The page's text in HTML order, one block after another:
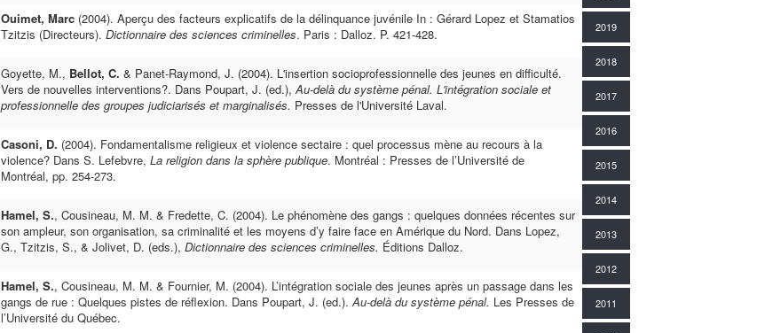
Ouimet, Marc (2004). Aperçu des facteurs explicatifs de la délinquance juvénile In : Gérard Lopez et Stamatios
Tzitzis (Directeurs). Dictionnaire des sciences criminelles. Paris : Dalloz. P. 421-428.
Goyette, M., Bellot, C. & Panet-Raymond, J. (2004). L'insertion socioprofessionnelle des jeunes en difficulté.
Vers de nouvelles interventions?. Dans Poupart, J. (ed.),Au-delà du système pénal. L'intégration sociale et
professionnelle des groupes judiciarisés et marginalisés. Presses de l'Université Laval.
Casoni, D. (2004). Fondamentalisme religieux et violence sectaire : quel processus mène au recours à la
violence? Dans S. Lefebvre, La religion dans la sphère publique. Montréal : Presses de l’Université de
Montréal, pp. 254-273.
Hamel, S., Cousineau, M. M. & Fredette, C. (2004). Le phénomène des gangs : quelques données récentes sur
son ampleur, son organisation, sa criminalité et les moyens d’y faire face en Amérique du Nord. Dans Lopez,
G., Tzitzis, S., & Jolivet, D. (eds.), Dictionnaire des sciences criminelles. Éditions Dalloz.
Hamel, S., Cousineau, M. M. & Fournier, M. (2004). L’intégration sociale des jeunes après un passage dans les
gangs de rue : Quelques pistes de réflexion. Dans Poupart, J. (ed.).Au-delà du système pénal. Les Presses de
l’Université du Québec.
2019
2018
2017
2016
2015
2014
2013
2012
2011